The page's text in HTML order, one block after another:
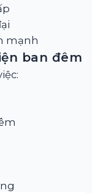
mạnh
ban đêm